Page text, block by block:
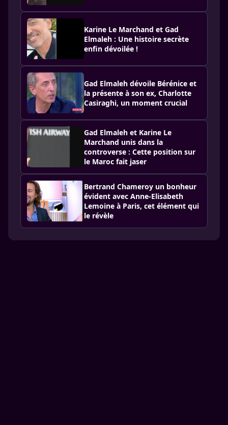
Karine Le Marchand et Gad
Elmaleh : Une histoire secrète
enfin dévoilée !
Gad Elmaleh dévoile Bérénice et
la présente à son ex, Charlotte
Casiraghi, un moment crucial
Gad Elmaleh et Karine Le
Marchand unis dans la
controverse : Cette position sur
le Maroc fait jaser
Bertrand Chameroy un bonheur
évident avec Anne-Elisabeth
Lemoine à Paris, cet élément qui
le révèle